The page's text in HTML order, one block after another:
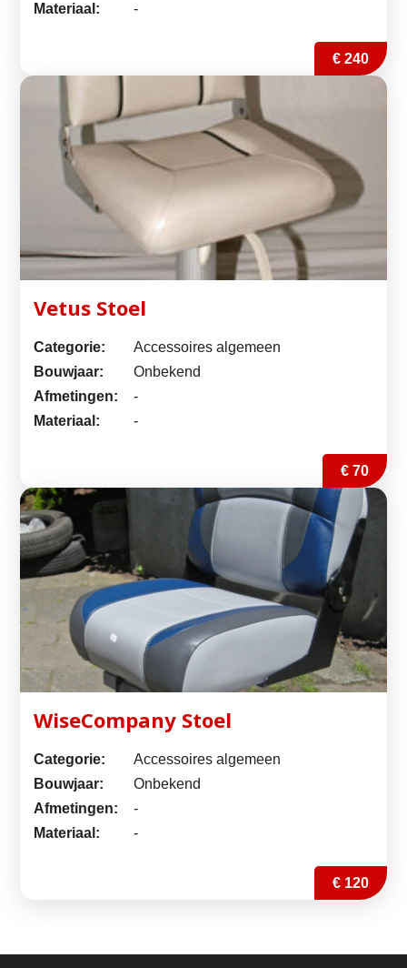
Materiaal:
-
€ 240
Vetus Stoel
Categorie:
Accessoires algemeen
Bouwjaar:
Onbekend
Afmetingen:
-
Materiaal:
-
€ 70
WiseCompany Stoel
Categorie:
Accessoires algemeen
Bouwjaar:
Onbekend
Afmetingen:
-
Materiaal:
-
€ 120